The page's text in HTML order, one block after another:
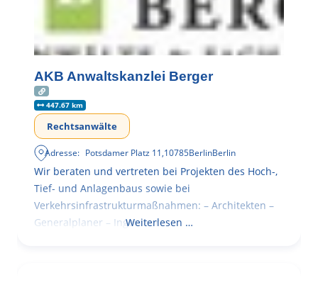
AKB Anwaltskanzlei Berger
447.67 km
Rechtsanwälte
Adresse: Potsdamer Platz 11,10785BerlinBerlin
Wir beraten und vertreten bei Projekten des Hoch-,
Tief- und Anlagenbaus sowie bei
Verkehrsinfrastrukturmaßnahmen: – Architekten –
Generalplaner – Ingenieure
Weiterlesen …